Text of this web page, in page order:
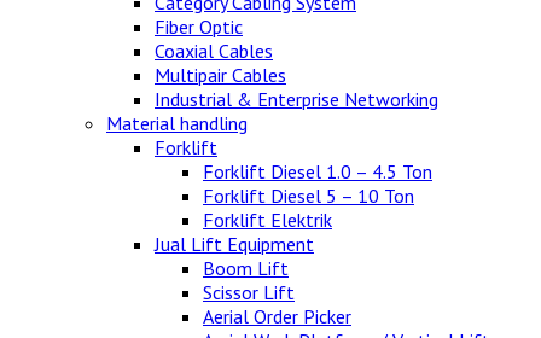
Fiber Optic
Coaxial Cables
Multipair Cables
Industrial & Enterprise Networking
Material handling
Forklift
Forklift Diesel 1.0 – 4.5 Ton
Forklift Diesel 5 – 10 Ton
Forklift Elektrik
Jual Lift Equipment
Boom Lift
Scissor Lift
Aerial Order Picker